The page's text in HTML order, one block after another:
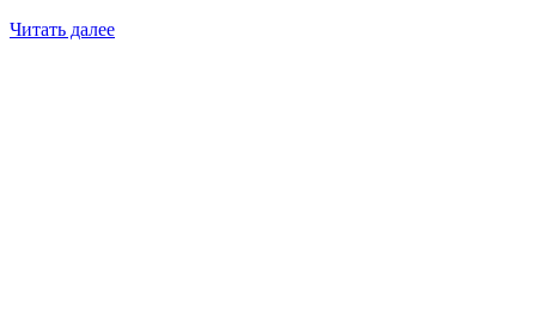
Читать далее